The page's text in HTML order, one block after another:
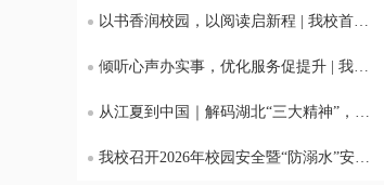
以书香润校园，以阅读启新程 | 我校首届“书香光科·阅见成长”主题活动正式启动
倾听心声办实事，优化服务促提升 | 我校召开后勤服务质量意见征询学生座谈会
从江夏到中国｜解码湖北“三大精神”，这堂团课我们这样上
我校召开2026年校园安全暨“防溺水”安全工作布置会